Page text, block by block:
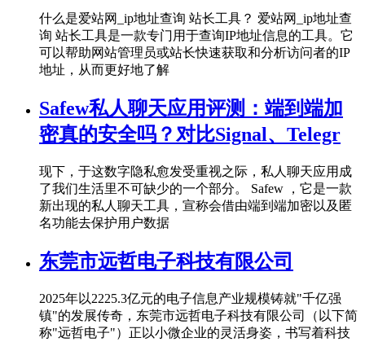
什么是爱站网_ip地址查询 站长工具？ 爱站网_ip地址查
询 站长工具是一款专门用于查询IP地址信息的工具。它
可以帮助网站管理员或站长快速获取和分析访问者的IP
地址，从而更好地了解
Safew私人聊天应用评测：端到端加
密真的安全吗？对比Signal、Telegr
现下，于这数字隐私愈发受重视之际，私人聊天应用成
了我们生活里不可缺少的一个部分。 Safew ，它是一款
新出现的私人聊天工具，宣称会借由端到端加密以及匿
名功能去保护用户数据
东莞市远哲电子科技有限公司
2025年以2225.3亿元的电子信息产业规模铸就"千亿强
镇"的发展传奇，东莞市远哲电子科技有限公司（以下简
称"远哲电子"）正以小微企业的灵活身姿，书写着科技